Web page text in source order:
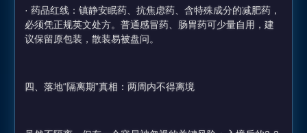
· 药品红线：镇静安眠药、抗焦虑药、含特殊成分的减肥药，
必须凭正规英文处方。普通感冒药、肠胃药可少量自用，建
议保留原包装，散装易被盘问。
四、落地“隔离期”真相：两周内不得离境